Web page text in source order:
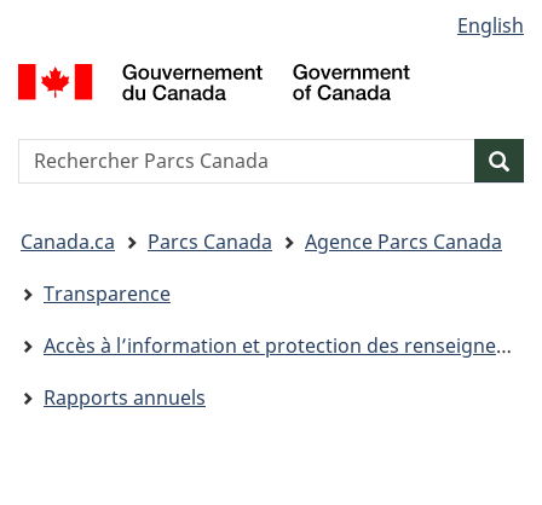
au
contenu
« Au
du
la
HTML
de
la
langue
English
Reserche
êtes
ici&nbsp;:
Canada.ca Parcs Canada
Agence Parcs Canada
Transparence
Accès à l’information et protection des renseignements personnels
Rapports annuels